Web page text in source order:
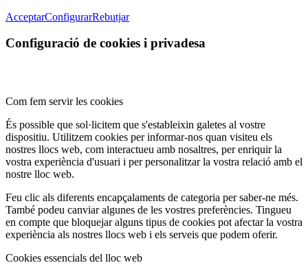
AcceptarConfigurarRebutjar
Configuració de cookies i privadesa
Com fem servir les cookies
És possible que sol·licitem que s'estableixin galetes al vostre
dispositiu. Utilitzem cookies per informar-nos quan visiteu els
nostres llocs web, com interactueu amb nosaltres, per enriquir la
vostra experiència d'usuari i per personalitzar la vostra relació amb el
nostre lloc web.
Feu clic als diferents encapçalaments de categoria per saber-ne més.
També podeu canviar algunes de les vostres preferències. Tingueu
en compte que bloquejar alguns tipus de cookies pot afectar la vostra
experiència als nostres llocs web i els serveis que podem oferir.
Cookies essencials del lloc web